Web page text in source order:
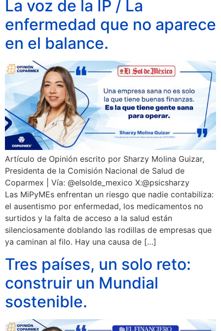
La voz de la IP / La
enfermedad que no aparece
en el balance.
Artículo de Opinión escrito por Sharzy Molina Guizar,
Presidenta de la Comisión Nacional de Salud de
Coparmex | Vía: @elsolde_mexico X:@psicsharzy
Las MiPyMEs enfrentan un riesgo que nadie contabiliza:
el ausentismo por enfermedad, los medicamentos no
surtidos y la falta de acceso a la salud están
silenciosamente doblando las rodillas de empresas que
ya caminan al filo. Hay una causa de […]
Tres países, un solo reto:
construir un Mundial
sostenible.